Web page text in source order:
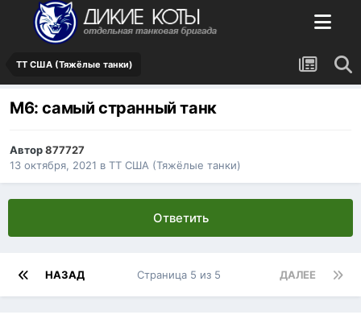
ТТ США (Тяжёлые танки)
М6: самый странный танк
Автор877727
13 октября, 2021 в ТТ США (Тяжёлые танки)
Ответить
НАЗАД ДАЛЕЕ
Страница 5 из 5